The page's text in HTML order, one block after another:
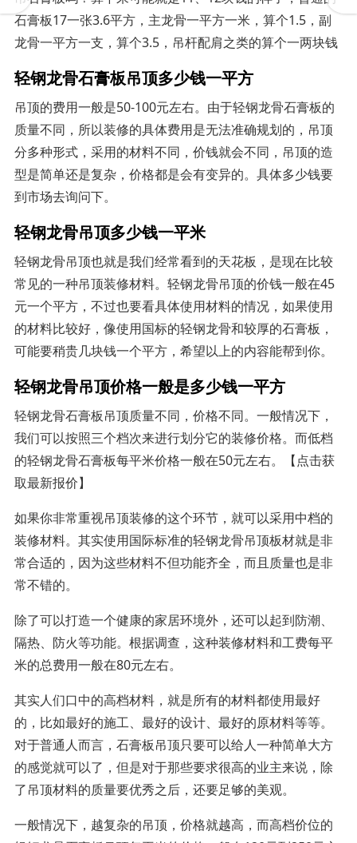
石膏板17一张3.6平方，主龙骨一平方一米，算个1.5，副
龙骨一平方一支，算个3.5，吊杆配肩之类的算个一两块钱
轻钢龙骨石膏板吊顶多少钱一平方
吊顶的费用一般是50-100元左右。由于轻钢龙骨石膏板的
质量不同，所以装修的具体费用是无法准确规划的，吊顶
分多种形式，采用的材料不同，价钱就会不同，吊顶的造
型是简单还是复杂，价格都是会有变异的。具体多少钱要
到市场去询问下。
轻钢龙骨吊顶多少钱一平米
轻钢龙骨吊顶也就是我们经常看到的天花板，是现在比较
常见的一种吊顶装修材料。轻钢龙骨吊顶的价钱一般在45
元一个平方，不过也要看具体使用材料的情况，如果使用
的材料比较好，像使用国标的轻钢龙骨和较厚的石膏板，
可能要稍贵几块钱一个平方，希望以上的内容能帮到你。
轻钢龙骨吊顶价格一般是多少钱一平方
轻钢龙骨石膏板吊顶质量不同，价格不同。一般情况下，
我们可以按照三个档次来进行划分它的装修价格。而低档
的轻钢龙骨石膏板每平米价格一般在50元左右。【点击获
取最新报价】
如果你非常重视吊顶装修的这个环节，就可以采用中档的
装修材料。其实使用国际标准的轻钢龙骨吊顶板材就是非
常合适的，因为这些材料不但功能齐全，而且质量也是非
常不错的。
除了可以打造一个健康的家居环境外，还可以起到防潮、
隔热、防火等功能。根据调查，这种装修材料和工费每平
米的总费用一般在80元左右。
其实人们口中的高档材料，就是所有的材料都使用最好
的，比如最好的施工、最好的设计、最好的原材料等等。
对于普通人而言，石膏板吊顶只要可以给人一种简单大方
的感觉就可以了，但是对于那些要求很高的业主来说，除
了吊顶材料的质量要优秀之后，还要足够的美观。
一般情况下，越复杂的吊顶，价格就越高，而高档价位的